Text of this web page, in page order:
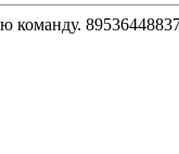
команду.